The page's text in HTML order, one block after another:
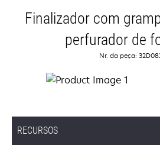
Finalizador com
perfurador de
Nr. da peça:
RECURSOS